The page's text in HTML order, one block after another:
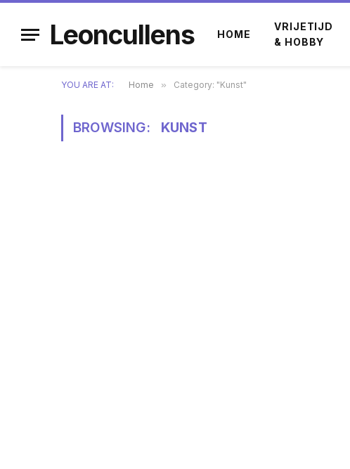
Leoncullens HOME
VRIJETIJD
& HOBBY
YOU ARE AT: Home » Category: "Kunst"
BROWSING: KUNST